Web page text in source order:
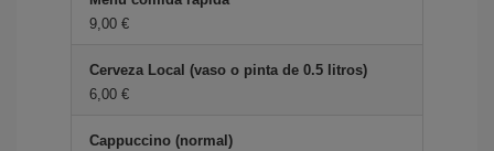
9,00 €
Cerveza Local (vaso o pinta de 0.5 litros)
6,00 €
Cappuccino (normal)